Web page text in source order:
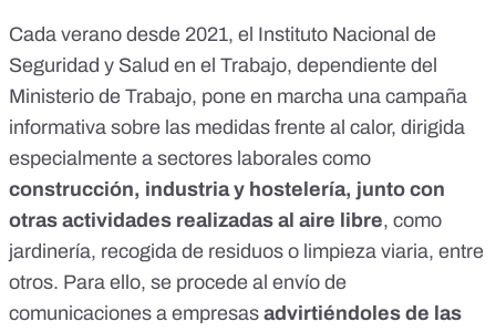
Cada verano desde 2021, el Instituto Nacional de
Seguridad y Salud en el Trabajo, dependiente del
Ministerio de Trabajo, pone en marcha una campaña
informativa sobre las medidas frente al calor, dirigida
especialmente a sectores laborales como
construcción, industria y hostelería, junto con
otras actividades realizadas al aire libre, como
jardinería, recogida de residuos o limpieza viaria, entre
otros. Para ello, se procede al envío de
comunicaciones a empresas advirtiéndoles de las